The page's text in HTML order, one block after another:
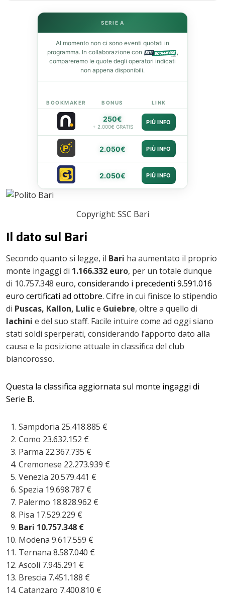
SERIE A
Al momento non ci sono eventi quotati in
programma. In collaborazione con
,
compareremo le quote degli operatori indicati
non appena disponibili.
BOOKMAKER BONUS LINK
250€
+ 2.000€ GRATIS
PIÙ INFO
2.050€ PIÙ INFO
2.050€ PIÙ INFO
Copyright: SSC Bari
Il dato sul Bari
Secondo quanto si legge, il Bari ha aumentato il proprio
monte ingaggi di 1.166.332 euro, per un totale dunque
di 10.757.348 euro, considerando i precedenti 9.591.016
euro certificati ad ottobre. Cifre in cui finisce lo stipendio
di Puscas, Kallon, Lulice Guiebre, oltre a quello di
Iachini e del suo staff. Facile intuire come ad oggi siano
stati soldi sperperati, considerando l’apporto dato alla
causa e la posizione attuale in classifica del club
biancorosso.
Questa la classifica aggiornata sul monte ingaggi di
Serie B.
Sampdoria 25.418.885 €
Como 23.632.152 €
Parma 22.367.735 €
Cremonese 22.273.939 €
Venezia 20.579.441 €
Spezia 19.698.787 €
Palermo 18.828.962 €
Pisa 17.529.229 €
Bari 10.757.348 €
Modena 9.617.559 €
Ternana 8.587.040 €
Ascoli 7.945.291 €
Brescia 7.451.188 €
Catanzaro 7.400.810 €